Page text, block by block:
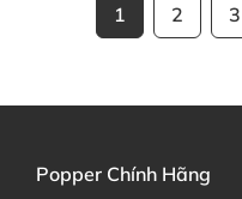
1 2 3
Popper Chính Hãng